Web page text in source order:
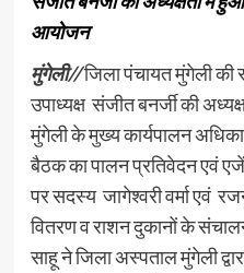
आयोजन
मुंगेली//जिला पंचायत मुंगेली की
उपाध्यक्ष संजीत बनर्जी की
मुंगेली के मुख्य कार्यपालन
बैठक का पालन प्रतिवेदन एवं
पर सदस्य जागेश्वरी वर्मा एवं
वितरण व राशन दुकानों के
साहू ने जिला अस्पताल मुंगेली